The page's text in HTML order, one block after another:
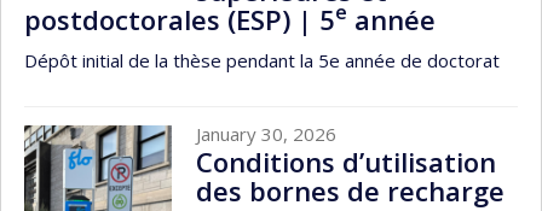
postdoctorales (ESP) | 5e année
Dépôt initial de la thèse pendant la 5e année de doctorat
January 30, 2026
Conditions d’utilisation
des bornes de recharge